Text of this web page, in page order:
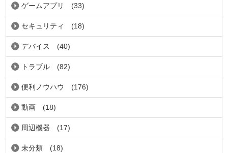
ゲームアプリ (33)
セキュリティ (18)
デバイス (40)
トラブル (82)
便利ノウハウ (176)
動画 (18)
周辺機器 (17)
未分類 (18)